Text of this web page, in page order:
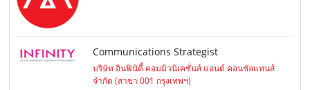
Communications Strategist
บริษัท อินฟินิตี้ คอมมิวนิเคชั่นส์ แอนด์ คอนซัลแทนส์
จำกัด (สาขา 001 กรุงเทพฯ)